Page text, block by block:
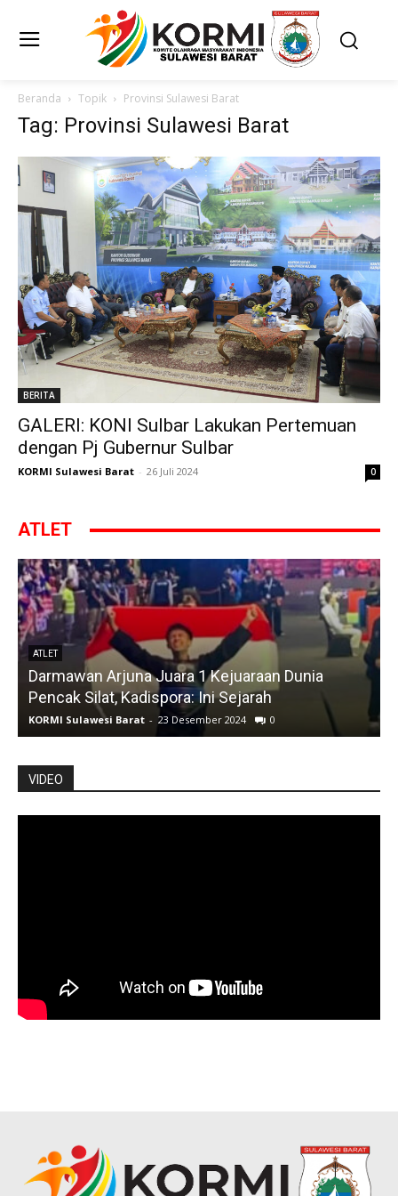
Beranda Topik Provinsi Sulawesi Barat
Tag: Provinsi Sulawesi Barat
BERITA
GALERI: KONI Sulbar Lakukan Pertemuan
dengan Pj Gubernur Sulbar
KORMI Sulawesi Barat - 26 Juli 2024 0
ATLET
ATLET
Darmawan Arjuna Juara 1 Kejuaraan Dunia
Pencak Silat, Kadispora: Ini Sejarah
KORMI Sulawesi Barat - 23 Desember 2024 0
VIDEO